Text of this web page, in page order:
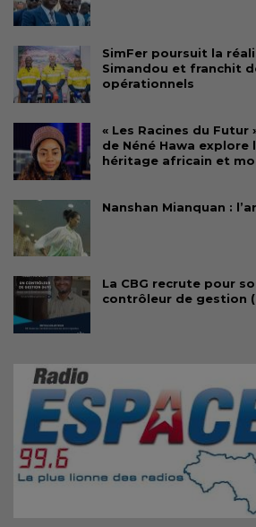
SimFer poursuit la
Simandou et franchit
opérationnels
« Les Racines du Futur
de Néné Hawa explore
héritage africain et
Nanshan Mianquan :
La CBG recrute pour
contrôleur de gestion